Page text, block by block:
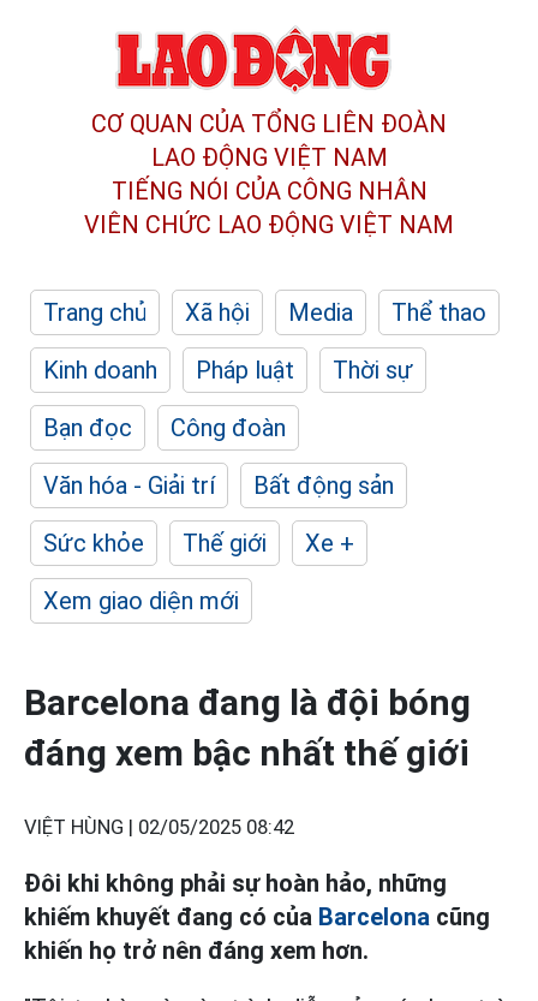
CƠ QUAN CỦA TỔNG LIÊN ĐOÀN
LAO ĐỘNG VIỆT NAM
TIẾNG NÓI CỦA CÔNG NHÂN
VIÊN CHỨC LAO ĐỘNG VIỆT NAM
Trang chủ Xã hội Media
Thể thao
Kinh doanh
Pháp luật
Thời sự
Bạn đọc
Công đoàn
Văn hóa - Giải trí
Bất động sản
Sức khỏe
Thế giới
Xe +
Xem giao diện mới
Barcelona đang là đội bóng
đáng xem bậc nhất thế giới
VIỆT HÙNG | 02/05/2025 08:42
Đôi khi không phải sự hoàn hảo, những
khiếm khuyết đang có của Barcelona cũng
khiến họ trở nên đáng xem hơn.